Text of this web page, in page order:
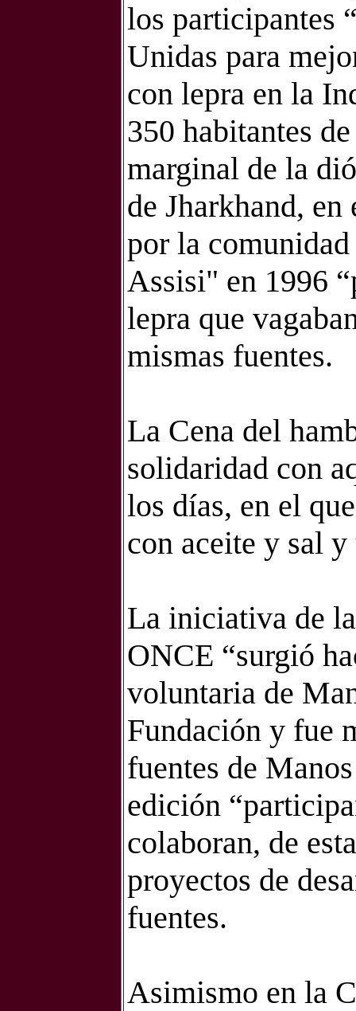
los participantes
Unidas para
con lepra en la
350 habitantes
marginal de la
de Jharkhand,
por la
Assisi" en 1996
lepra que
mismas fuentes.
La Cena del
solidaridad con
los días, en el
con aceite y sal
La iniciativa de
ONCE “surgió
voluntaria de
Fundación y fue
fuentes de
edición
colaboran, de
proyectos de
fuentes.
Asimismo en la